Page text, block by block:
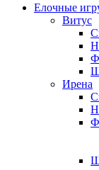
Елочные
Витус
Ирена